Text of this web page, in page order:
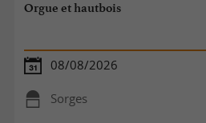
Orgue et hautbois
08/08/2026
Sorges